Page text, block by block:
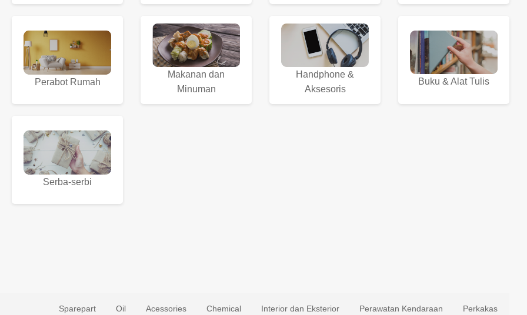
Perabot Rumah
Makanan dan
Minuman
Handphone &
Aksesoris
Buku & Alat Tulis
Serba-serbi
Sparepart Oil Acessories Chemical Interior dan Eksterior Perawatan Kendaraan Perkakas